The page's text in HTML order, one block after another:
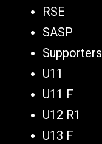
RSE
SASP
Supporters
U11
U11 F
U12 R1
U13 F